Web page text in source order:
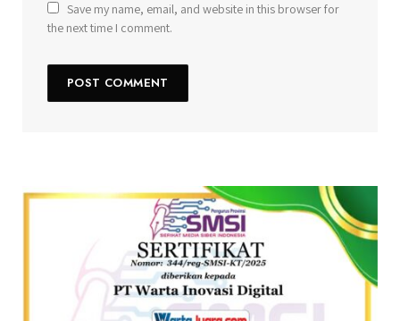
Save my name, email, and website in this browser for
the next time I comment.